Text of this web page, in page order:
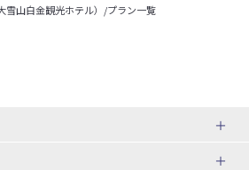
雪山白金観光ホテル）/プラン一覧